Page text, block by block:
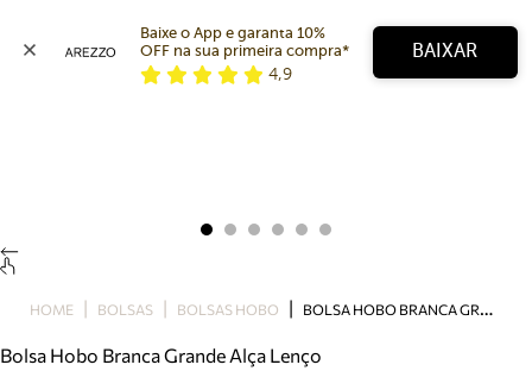
Bolsa
Tamanco
Baixe o App e garanta 10%
OFF na sua primeira compra*
4,9
BAIXAR
HOME BOLSAS BOLSAS HOBO B
OLSA HOBO BRANCA GRANDE ALÇA LENÇO
Bolsa Hobo Branca Grande Alça Lenço